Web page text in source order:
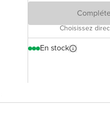
Choisissez
En stock